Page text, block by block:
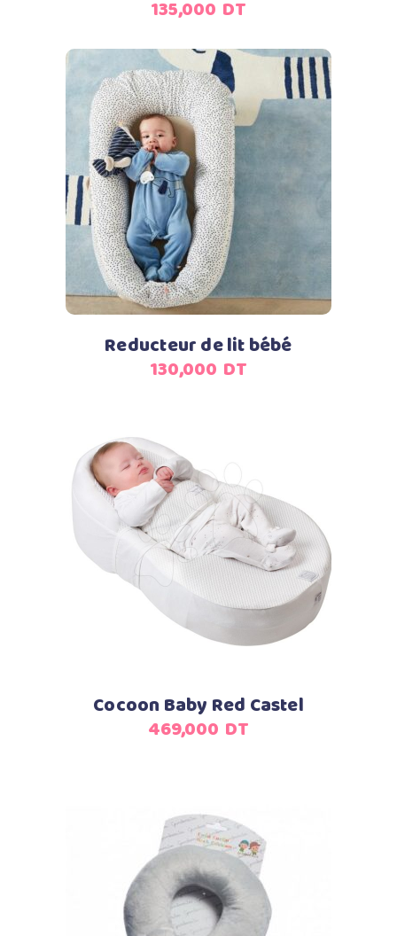
135,000 DT
Ajouter au panier
Reducteur de lit bébé
130,000 DT
Ajouter au panier
Cocoon Baby Red Castel
469,000 DT
Ajouter au panier